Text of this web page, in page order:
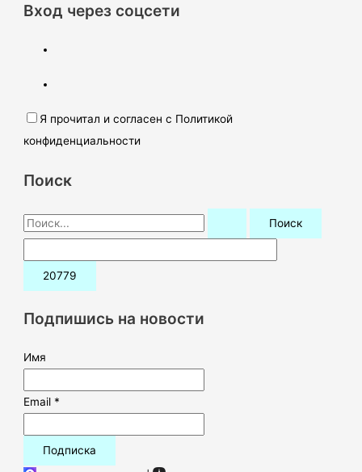
Вход через соцсети
Я прочитал и согласен с Политикой
конфиденциальности
Поиск
П
о
и
:Подпишись на новости
Имя
Email *